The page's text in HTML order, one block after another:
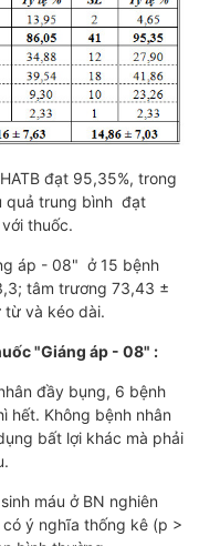
đạt 95,35%, trong
quả trung bình đạt
thuốc.
áp - 08" ở 15 bệnh
tâm trương 73,43 ±
từ và kéo dài.
"Giáng áp - 08" :
đầy bụng, 6 bệnh
hết. Không bệnh nhân
bất lợi khác mà phải
máu ở BN nghiên
ý nghĩa thống kê (p >